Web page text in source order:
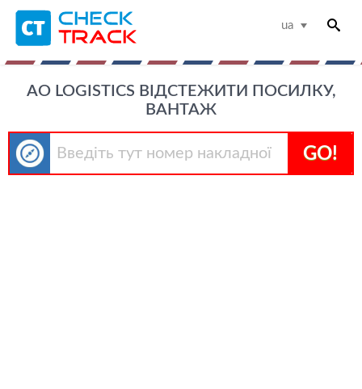
ua
AO LOGISTICS ВІДСТЕЖИТИ ПОСИЛКУ,
ВАНТАЖ
GO!